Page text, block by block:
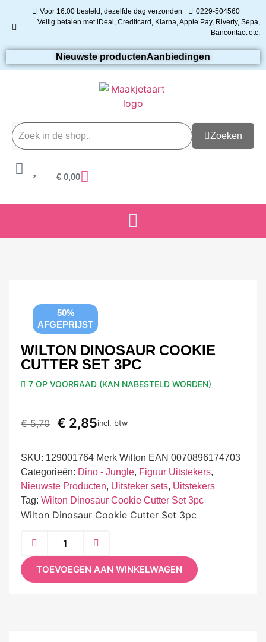
Voor 16:00 besteld, dezelfde dag verzonden
0229-504560
Veilig betalen met iDeal, Creditcard, Klarna, Apple Pay, Riverty, Sepa,
Bancontact etc.
Nieuwste productenAanbiedingen
Zoeken
€ 0,00
50%
AFGEPRIJST
WILTON DINOSAUR COOKIE
CUTTER SET 3PC
7 OP VOORRAAD (KAN NABESTELD WORDEN)
€5,70 € 2,85incl. btw
SKU: 129001764 Merk Wilton EAN 0070896174703
Categorieën: Dino - Jungle, Figuur Uitstekers,
Nieuwste Producten, Uitsteker sets, Uitstekers
Tag: Wilton Dinosaur Cookie Cutter Set 3pc
Wilton Dinosaur Cookie Cutter Set 3pc
TOEVOEGEN AAN WINKELWAGEN